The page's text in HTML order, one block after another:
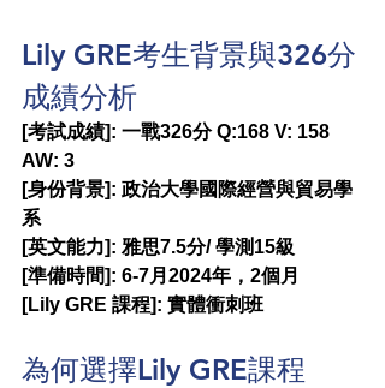
Lily GRE考生背景與326分
成績分析
[考試成績]: 一戰326分 Q:168 V: 158
AW: 3
[身份背景]: 政治大學國際經營與貿易學
系
[英文能力]: 雅思7.5分/ 學測15級
[準備時間]: 6-7月2024年，2個月
[Lily GRE 課程]: 實體衝刺班
為何選擇Lily GRE課程